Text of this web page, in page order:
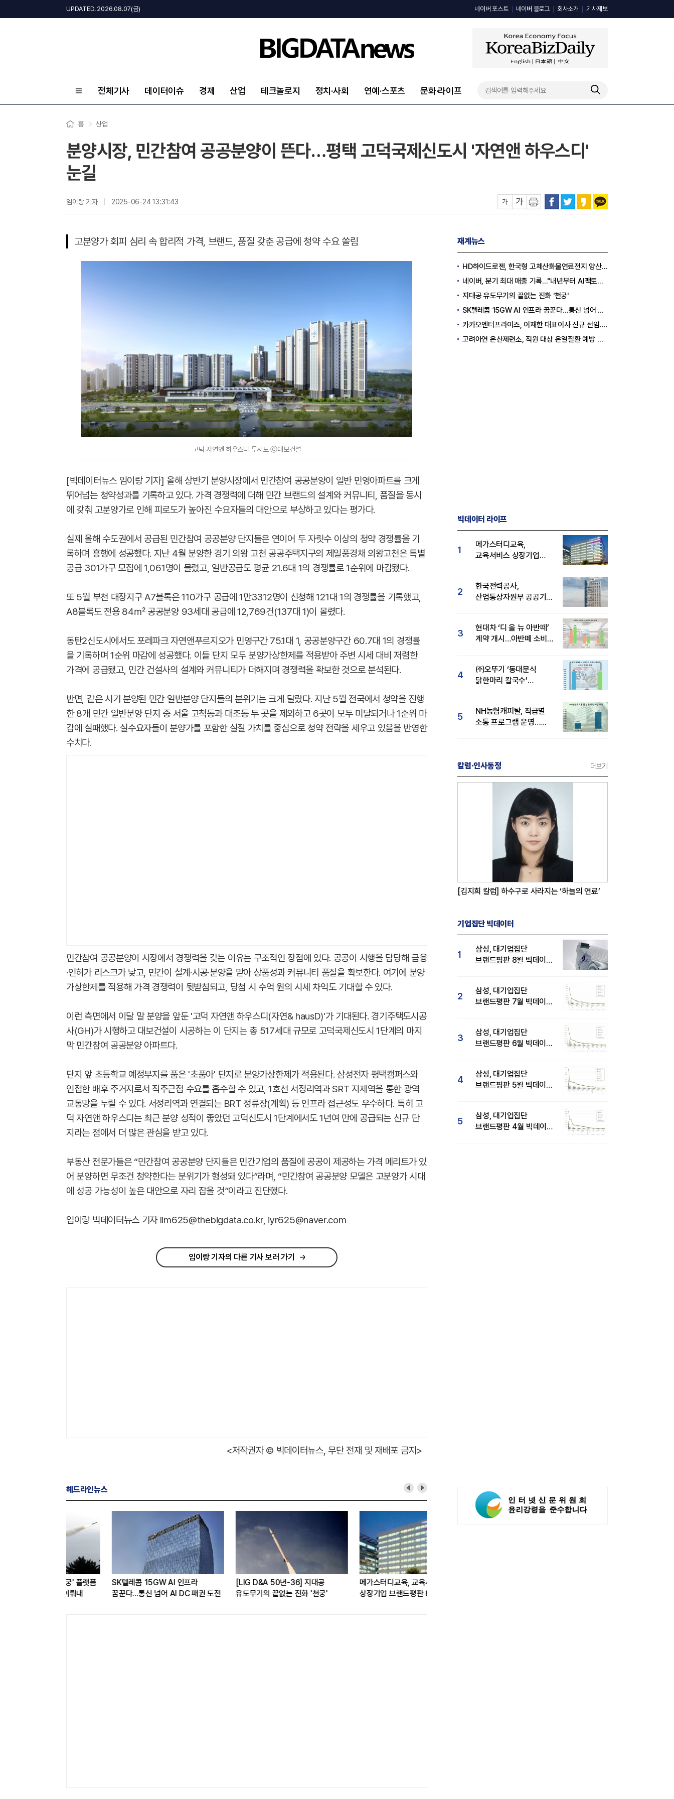
UPDATED. 2026.08.07(금) 네이버 포스트 네이버 블로그 회사소개 기사제보
전체기사 데이터이슈 경제 산업 테크놀로지 정치·사회 연예·스포츠 문화·라이프
홈 산업
분양시장, 민간참여 공공분양이 뜬다…평택 고덕국제신도시 '자연앤 하우스디'
눈길
임이랑 기자 2025-06-24 13:31:43
고분양가 회피 심리 속 합리적 가격, 브랜드, 품질 갖춘 공급에 청약 수요 쏠림
고덕 자연앤 하우스디 투시도 ⓒ대보건설
[빅데이터뉴스 임이랑 기자] 올해 상반기 분양시장에서 민간참여 공공분양이 일반 민영아파트를 크게
뛰어넘는 청약성과를 기록하고 있다. 가격 경쟁력에 더해 민간 브랜드의 설계와 커뮤니티, 품질을 동시
에 갖춰 고분양가로 인해 피로도가 높아진 수요자들의 대안으로 부상하고 있다는 평가다.
실제 올해 수도권에서 공급된 민간참여 공공분양 단지들은 연이어 두 자릿수 이상의 청약 경쟁률을 기
록하며 흥행에 성공했다. 지난 4월 분양한 경기 의왕 고천 공공주택지구의 제일풍경채 의왕고천은 특별
공급 301가구 모집에 1,061명이 몰렸고, 일반공급도 평균 21.6대 1의 경쟁률로 1순위에 마감됐다.
또 5월 부천 대장지구 A7블록은 110가구 공급에 1만3312명이 신청해 121대 1의 경쟁률을 기록했고,
A8블록도 전용 84㎡ 공공분양 93세대 공급에 12,769건(137대 1)이 몰렸다.
동탄2신도시에서도 포레파크 자연앤푸르지오가 민영구간 75.1대 1, 공공분양구간 60.7대 1의 경쟁률
을 기록하며 1순위 마감에 성공했다. 이들 단지 모두 분양가상한제를 적용받아 주변 시세 대비 저렴한
가격에 공급됐고, 민간 건설사의 설계와 커뮤니티가 더해지며 경쟁력을 확보한 것으로 분석된다.
반면, 같은 시기 분양된 민간 일반분양 단지들의 분위기는 크게 달랐다. 지난 5월 전국에서 청약을 진행
한 8개 민간 일반분양 단지 중 서울 고척동과 대조동 두 곳을 제외하고 6곳이 모두 미달되거나 1순위 마
감에 실패했다. 실수요자들이 분양가를 포함한 실질 가치를 중심으로 청약 전략을 세우고 있음을 반영한
수치다.
민간참여 공공분양이 시장에서 경쟁력을 갖는 이유는 구조적인 장점에 있다. 공공이 시행을 담당해 금융
·인허가 리스크가 낮고, 민간이 설계·시공·분양을 맡아 상품성과 커뮤니티 품질을 확보한다. 여기에 분양
가상한제를 적용해 가격 경쟁력이 뒷받침되고, 당첨 시 수억 원의 시세 차익도 기대할 수 있다.
이런 측면에서 이달 말 분양을 앞둔 '고덕 자연앤 하우스디(자연& hausD)'가 기대된다. 경기주택도시공
사(GH)가 시행하고 대보건설이 시공하는 이 단지는 총 517세대 규모로 고덕국제신도시 1단계의 마지
막 민간참여 공공분양 아파트다.
단지 앞 초등학교 예정부지를 품은 '초품아' 단지로 분양가상한제가 적용된다. 삼성전자 평택캠퍼스와
인접한 배후 주거지로서 직주근접 수요를 흡수할 수 있고, 1호선 서정리역과 SRT 지제역을 통한 광역
교통망을 누릴 수 있다. 서정리역과 연결되는 BRT 정류장(계획) 등 인프라 접근성도 우수하다. 특히 고
덕 자연앤 하우스디는 최근 분양 성적이 좋았던 고덕신도시 1단계에서도 1년여 만에 공급되는 신규 단
지라는 점에서 더 많은 관심을 받고 있다.
부동산 전문가들은 “민간참여 공공분양 단지들은 민간기업의 품질에 공공이 제공하는 가격 메리트가 있
어 분양하면 무조건 청약한다는 분위기가 형성돼 있다”라며, “민간참여 공공분양 모델은 고분양가 시대
에 성공 가능성이 높은 대안으로 자리 잡을 것”이라고 진단했다.
임이랑 빅데이터뉴스 기자 lim625@thebigdata.co.kr, iyr625@naver.com
임이랑 기자의 다른 기사 보러 가기
<저작권자 © 빅데이터뉴스, 무단 전재 및 재배포 금지>
헤드라인뉴스
SK텔레콤 15GW AI 인프라
꿈꾼다…통신 넘어 AI DC 패권 도전
[LIG D&A 50년-36] 지대공
유도무기의 끝없는 진화 '천궁'
메가스터디교육, 교육서비스
상장기업 브랜드평판 8월 빅데이터
재계뉴스
HD하이드로젠, 한국형 고체산화물연료전지 양산체계 구축
네이버, 분기 최대 매출 기록..."내년부터 AI팩토리 수익 날 것"
지대공 유도무기의 끝없는 진화 '천궁'
SK텔레콤 15GW AI 인프라 꿈꾼다…통신 넘어 AI DC 패권 도전
카카오엔터프라이즈, 이재한 대표이사 신규 선임..."AI 전환 선도"
고려아연 온산제련소, 직원 대상 온열질환 예방 안전 실천 캠페인 실시
빅데이터 라이프
1
메가스터디교육,
교육서비스 상장기업
2
한국전력공사,
산업통상자원부 공공기관
3
현대차 ‘디 올 뉴 아반떼’
계약 개시…아반떼 소비자
4
㈜오뚜기 ‘동대문식
닭한마리 칼국수’
5
NH농협캐피탈, 직급별
소통 프로그램 운영…
칼럼·인사동정 더보기
[김지희 칼럼] 하수구로 사라지는 ‘하늘의 연료’
기업집단 빅데이터
1
삼성, 대기업집단
브랜드평판 8월 빅데이터
2
삼성, 대기업집단
브랜드평판 7월 빅데이터
3
삼성, 대기업집단
브랜드평판 6월 빅데이터
4
삼성, 대기업집단
브랜드평판 5월 빅데이터
5
삼성, 대기업집단
브랜드평판 4월 빅데이터